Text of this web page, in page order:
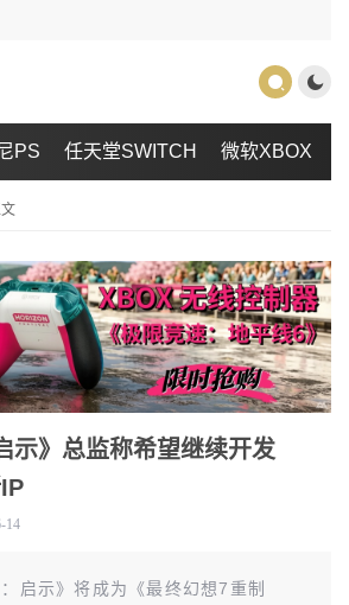
PS 任天堂SWITCH 微软XBOX
示》总监称希望继续开发
14
：启示》将成为《最终幻想7重制